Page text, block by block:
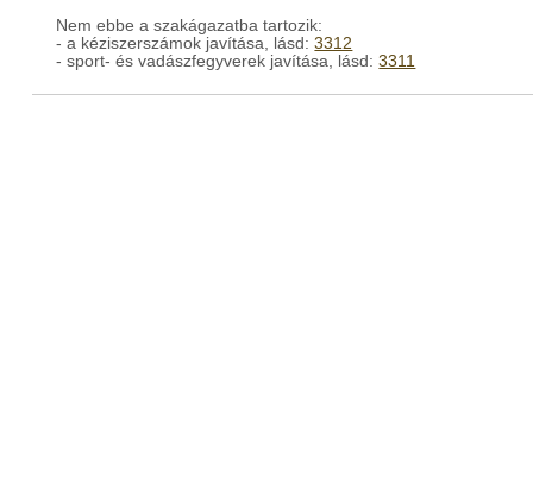
Nem ebbe a szakágazatba tartozik:
- a kéziszerszámok javítása, lásd:3312
- sport- és vadászfegyverek javítása, lásd:3311